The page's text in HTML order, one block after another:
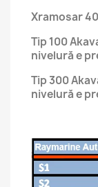
Xramosar
Tip 100
nivelură e
Tip 300
nivelură e